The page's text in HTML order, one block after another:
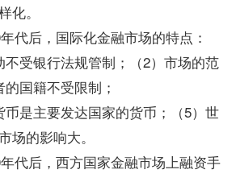
。
后，国际化金融市场的特点：
受银行法规管制；（2）市场的范
国籍不受限制；
是主要发达国家的货币；（5）世
场的影响大。
后，西方国家金融市场上融资手